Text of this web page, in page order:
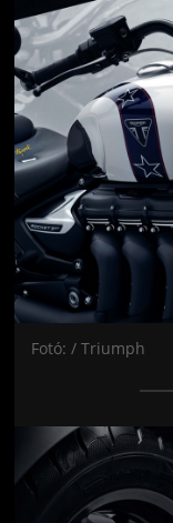
Fotó: / Triumph